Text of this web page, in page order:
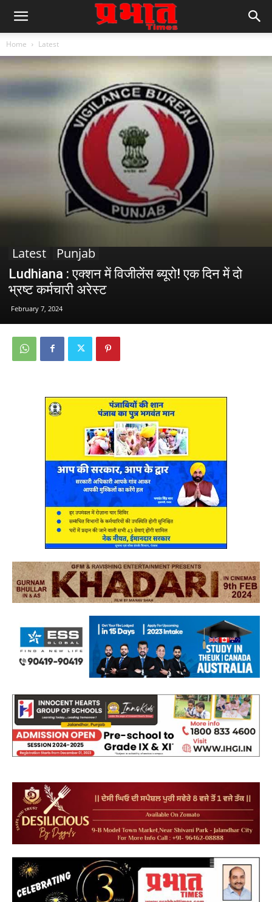
Home Latest
Latest Punjab
Ludhiana : एक्शन में विजीलेंस ब्यूरो! एक दिन में दो
भ्रष्ट कर्मचारी अरेस्ट
February 7, 2024